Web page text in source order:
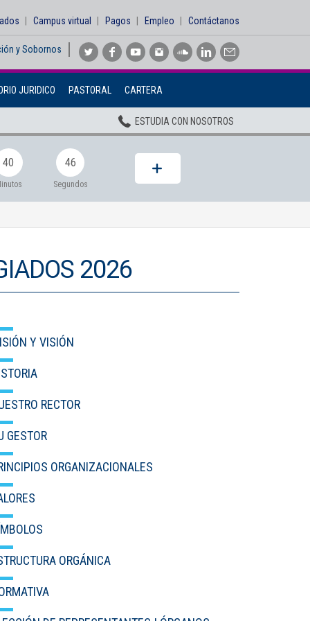
Campus virtual Pagos Empleo Contáctanos
y Sobornos
JURIDICO PASTORAL CARTERA
ESTUDIA CON NOSOTROS
40 45
Segundos
2026
Y VISIÓN
RECTOR
GESTOR
ORGANIZACIONALES
ORGÁNICA
Inicio
Institucional
Pregrados
Posgrados
Planta Docente
Centros
Inscripciones